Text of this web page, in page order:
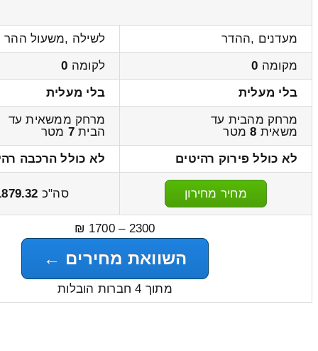
מעדנים ,ההדר
לשילה ,משעול ההר
מקומה 0 לקומה 0
בלי מעלית
בלי מעלית
מרחק מהבית עד
משאית 8מטר
מרחק ממשאית עד
הבית7 מטר
לא כולל פירוק רהיטים
לא כולל הרכבה
מחיר מחירון סה"כ
2300 – 1700 ₪
השוואת מחירים ←
מתוך 4 חברות הובלות